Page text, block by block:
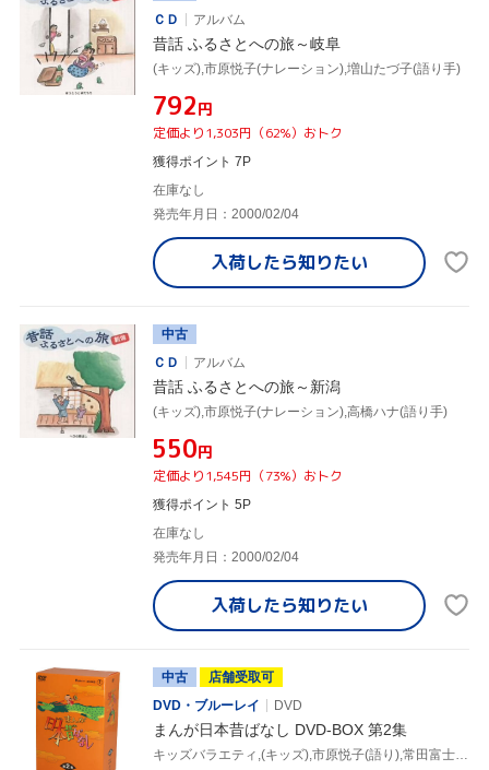
ＣＤ
アルバム
昔話 ふるさとへの旅～岐阜
(キッズ),市原悦子(ナレーション),増山たづ子(語り手)
¥792円
定価より1,303円（62%）おトク
獲得ポイント 7P
在庫なし
発売年月日：2000/02/04
入荷したら知りたい
中古
ＣＤ
アルバム
昔話 ふるさとへの旅～新潟
(キッズ),市原悦子(ナレーション),高橋ハナ(語り手)
¥550円
定価より1,545円（73%）おトク
獲得ポイント 5P
在庫なし
発売年月日：2000/02/04
入荷したら知りたい
中古
店舗受取可
DVD・ブルーレイ
DVD
まんが日本昔ばなし DVD-BOX 第2集
キッズバラエティ,(キッズ),市原悦子(語り),常田富士男(語り),北原じゅん(音楽),愛プロ(音楽)